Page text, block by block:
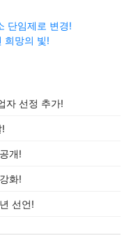
단임제로 변경!
희망의 빛!
자 선정 추가!
개!
화!
선언!